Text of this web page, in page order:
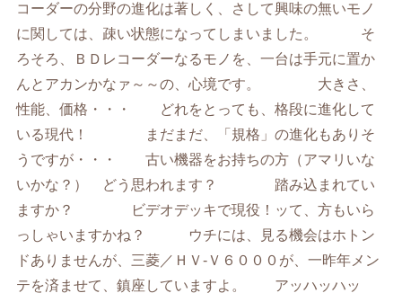
コーダーの分野の進化は著しく、さして興味の無いモノ
に関しては、疎い状態になってしまいました。 そ
ろそろ、ＢＤレコーダーなるモノを、一台は手元に置か
んとアカンかなァ～～の、心境です。 大きさ、
性能、価格・・・ どれをとっても、格段に進化して
いる現代！ まだまだ、「規格」の進化もありそ
うですが・・・ 古い機器をお持ちの方（アマリいな
いかな？） どう思われます？ 踏み込まれてい
ますか？ ビデオデッキで現役！ッて、方もいら
っしゃいますかね？ ウチには、見る機会はホトン
ドありませんが、三菱／ＨＶ-Ｖ６０００が、一昨年メン
テを済ませて、鎮座していますよ。 アッハッハッ